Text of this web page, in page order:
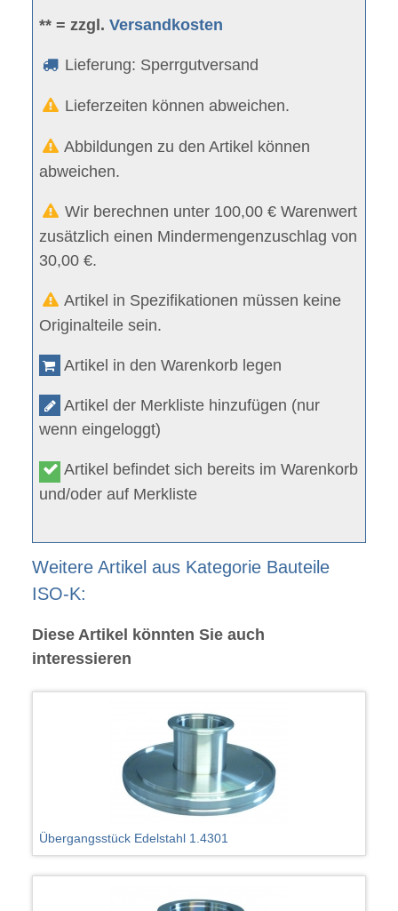
** = zzgl.Versandkosten
Lieferung: Sperrgutversand
Lieferzeiten können abweichen.
Abbildungen zu den Artikel können
abweichen.
Wir berechnen unter 100,00 € Warenwert
zusätzlich einen Mindermengenzuschlag von
30,00 €.
Artikel in Spezifikationen müssen keine
Originalteile sein.
Artikel in den Warenkorb legen
Artikel der Merkliste hinzufügen (nur
wenn eingeloggt)
Artikel befindet sich bereits im Warenkorb
und/oder auf Merkliste
Weitere Artikel aus Kategorie Bauteile
ISO-K:
Diese Artikel könnten Sie auch
interessieren
Übergangsstück Edelstahl 1.4301